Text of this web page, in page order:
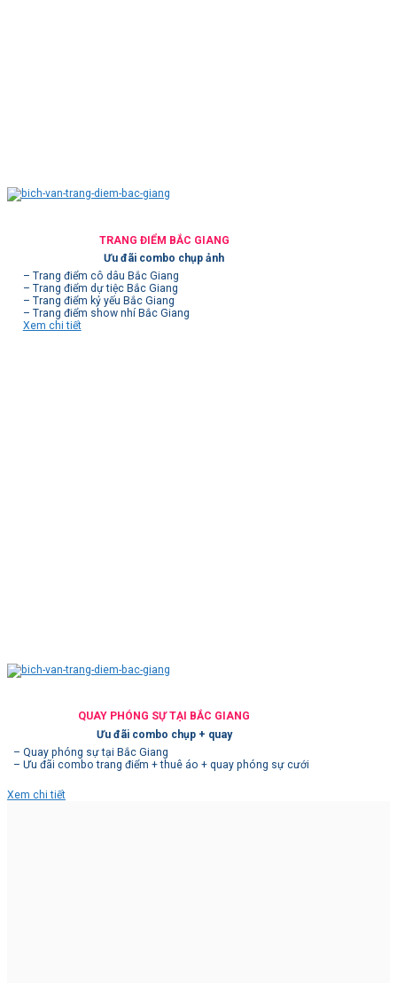
TRANG ĐIỂM BẮC GIANG
Ưu đãi combo chụp ảnh
– Trang điểm cô dâu Bắc Giang
– Trang điểm dự tiệc Bắc Giang
– Trang điểm kỷ yếu Bắc Giang
– Trang điểm show nhí Bắc Giang
Xem chi tiết
QUAY PHÓNG SỰ TẠI BẮC GIANG
Ưu đãi combo chụp + quay
– Quay phóng sự tại Bắc Giang
– Ưu đãi combo trang điểm + thuê áo + quay phóng sự cưới
Xem chi tiết